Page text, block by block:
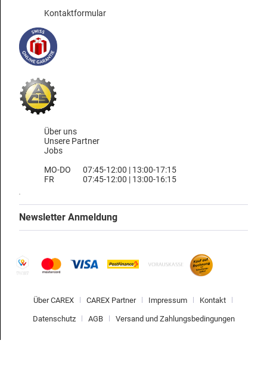
Kontaktformular
Über uns
Unsere Partner
Jobs
MO-DO
FR
07:45-12:00 | 13:00-17:15
07:45-12:00 | 13:00-16:15
Newsletter Anmeldung
Über CAREX CAREX Partner Impressum Kontakt
Datenschutz AGB Versand und Zahlungsbedingungen